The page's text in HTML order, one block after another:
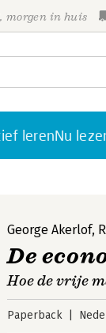
morgen in huis
lerenNu
George Akerlof,
De
Hoe de vrije
Paperback